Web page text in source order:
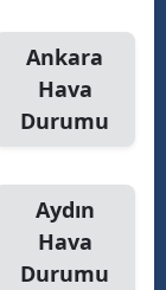
Ankara
Hava
Durumu
Aydın
Hava
Durumu